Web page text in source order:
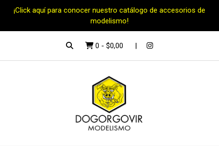
¡Click aquí para conocer nuestro catálogo de accesorios de
modelismo!
0 - $0,00